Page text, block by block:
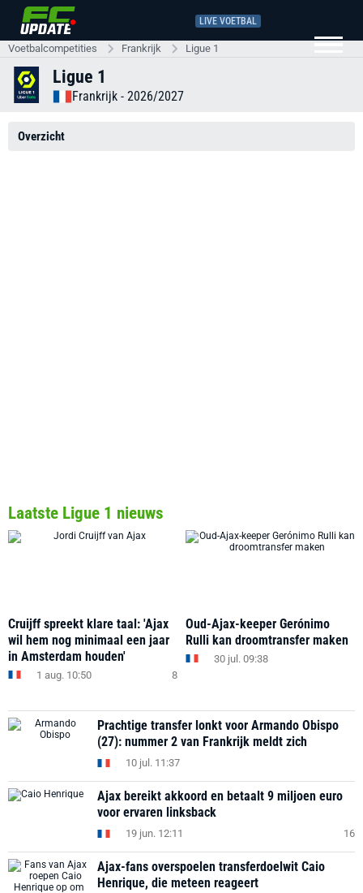
LIVE VOETBAL
Voetbalcompetities Frankrijk Ligue 1
Ligue 1
Frankrijk - 2026/2027
Overzicht
Laatste Ligue 1 nieuws
Cruijff spreekt klare taal: 'Ajax
wil hem nog minimaal een jaar
in Amsterdam houden'
1 aug. 10:50 8
Oud-Ajax-keeper Gerónimo
Rulli kan droomtransfer maken
30 jul. 09:38
Prachtige transfer lonkt voor Armando Obispo
(27): nummer 2 van Frankrijk meldt zich
10 jul. 11:37
Ajax bereikt akkoord en betaalt 9 miljoen euro
voor ervaren linksback
19 jun. 12:11 16
Ajax-fans overspoelen transferdoelwit Caio
Henrique, die meteen reageert